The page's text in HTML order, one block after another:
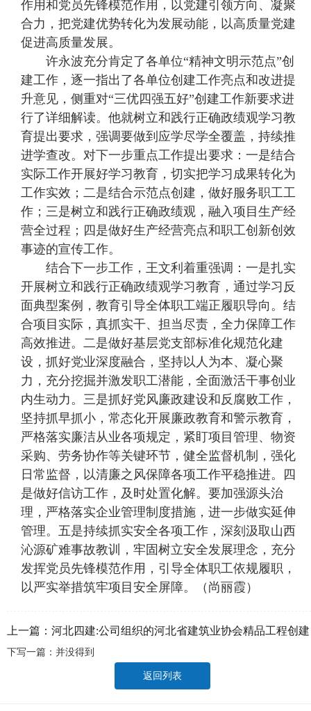
作用和党员先锋模范作用，以党建引领方向、凝聚
合力，把党建优势转化为发展动能，以高质量党建
促进高质量发展。
许永波充分肯定了各单位“精神文明示范点”创
建工作，逐一指出了各单位创建工作亮点和改进提
升意见，侧重对“三优四强五好”创建工作新要求进
行了详细解读。他就树立和践行正确政绩观学习教
育提出要求，强调要做到应学尽学全覆盖，持续推
进学查改。对下一步重点工作提出要求：一是结合
实际工作开展好学习教育，切实把学习成果转化为
工作实效；二是结合示范点创建，做好服务职工工
作；三是树立和践行正确政绩观，融入项目生产经
营全过程；四是做好生产经营亮点和职工创新创效
事迹的宣传工作。
结合下一步工作，王文利着重强调：一是扎实
开展树立和践行正确政绩观学习教育，通过学习反
面典型案例，教育引导全体职工端正履职导向。结
合项目实际，真抓实干、担当尽责，全力保障工作
高效推进。二是做好基层党支部标准化规范化建
设，抓好党业深度融合，坚持以人为本、凝心聚
力，充分挖掘并激发职工潜能，全面激活干事创业
内生动力。三是抓好党风廉政建设和反腐败工作，
坚持抓早抓小，常态化开展廉政教育和警示教育，
严格落实廉洁从业各项规定，紧盯项目管理、物资
采购、劳务协作等关键环节，健全监督机制，强化
日常监督，以清廉之风保障各项工作平稳推进。四
是做好信访工作，及时处置化解。要加强源头治
理，严格落实企业管理制度措施，进一步做实延伸
管理。五是持续抓实安全各项工作，深刻汲取山西
沁源矿难事故教训，牢固树立安全发展理念，充分
发挥党员先锋模范作用，引导全体职工依规履职，
以严实举措筑牢项目安全屏障。（尚丽霞）
上一篇： 河北四建:公司组织的河北省建筑业协会精品工程创建
专题培训圆满举办
下写一篇：并没得到
返回列表